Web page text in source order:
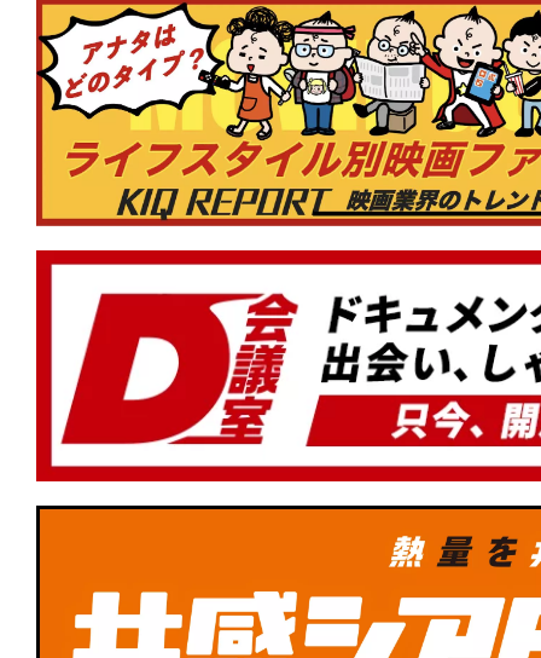
【#観客動員ランキング】『映画ドラ
太の海底鬼岩城』が2週連続1位！新作
の約束』『スペシャルズ』が初登場ラ
【#観客動員ランキング】『#映画ド
太の海底鬼岩城』初登場1位！『#転生
った件 蒼海の涙編』『#木挽町のあだ
ル・ファミリー』もランクイン！
【#観客動員ランキング】『#ほどな
初登場1位！『#銀河特急ミルキー☆サ
劇場行き』『#BEtheONE START
涼宮ハルヒの消失』もランクイン！
★【#観客動員ランキング】『#ズート
1位！新作『#MERCY マーシー AI裁判
イツ・アット・フレディーズ2』が初登
【#観客動員ランキング】『#ズート